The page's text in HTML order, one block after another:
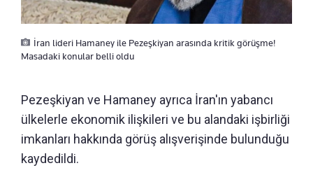
İran lideri Hamaney ile Pezeşkiyan arasında kritik görüşme!
Masadaki konular belli oldu
Pezeşkiyan ve Hamaney ayrıca İran'ın yabancı
ülkelerle ekonomik ilişkileri ve bu alandaki işbirliği
imkanları hakkında görüş alışverişinde bulunduğu
kaydedildi.